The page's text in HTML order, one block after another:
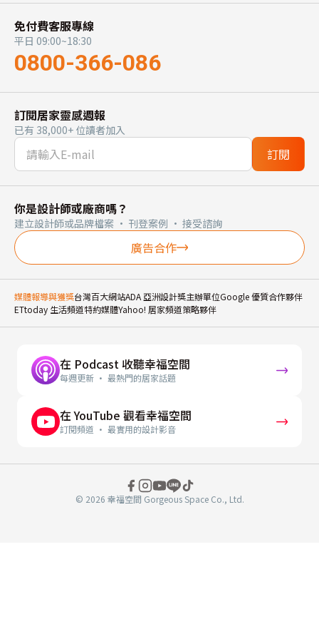
免付費客服專線
平日 09:00~18:30
0800-366-086
訂閱居家靈感週報
已有 38,000+ 位讀者加入
訂閱
你是設計師或廠商嗎？
建立設計師或品牌檔案 · 刊登案例 · 接受諮詢
廣告合作
媒體報導與獲獎台灣百大網站ADA 亞洲設計獎主辦單位Google 優質合作夥伴
ETtoday 生活頻道特約媒體Yahoo! 居家頻道策略夥伴
在 Podcast 收聽幸福空間
每週更新 · 最熱門的居家話題
在 YouTube 觀看幸福空間
訂閱頻道 · 最實用的設計影音
© 2026 幸福空間 Gorgeous Space Co., Ltd.